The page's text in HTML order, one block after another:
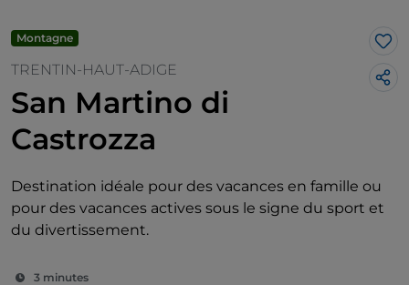
Montagne
TRENTIN-HAUT-ADIGE
San Martino di
Castrozza
Destination idéale pour des vacances en famille ou
pour des vacances actives sous le signe du sport et
du divertissement.
3 minutes